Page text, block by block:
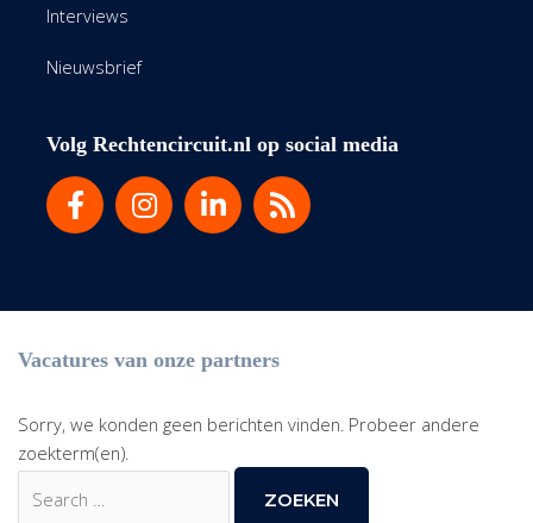
Interviews
Nieuwsbrief
Volg Rechtencircuit.nl op social media
Vacatures van onze partners
Sorry, we konden geen berichten vinden. Probeer andere
zoekterm(en).
Zoek
naar: